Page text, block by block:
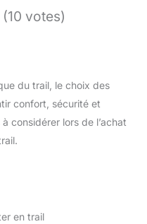
votes)
du trail, le choix des
confort, sécurité et
considérer lors de l’achat
en trail